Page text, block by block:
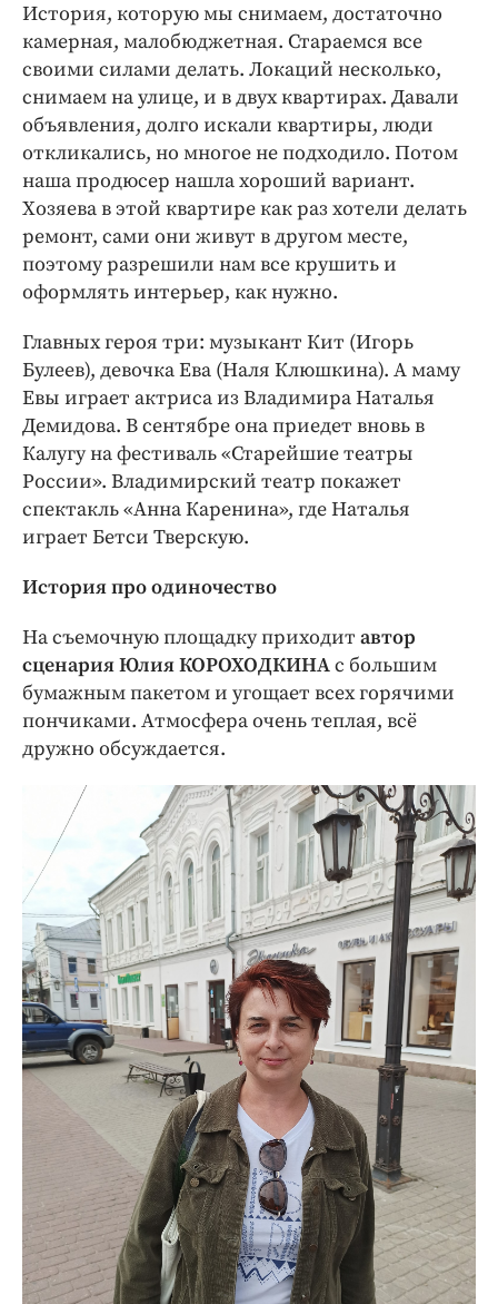
История, которую мы снимаем, достаточно
камерная, малобюджетная. Стараемся все
своими силами делать. Локаций несколько,
снимаем на улице, и в двух квартирах. Давали
объявления, долго искали квартиры, люди
откликались, но многое не подходило. Потом
наша продюсер нашла хороший вариант.
Хозяева в этой квартире как раз хотели делать
ремонт, сами они живут в другом месте,
поэтому разрешили нам все крушить и
оформлять интерьер, как нужно.
Главных героя три: музыкант Кит (Игорь
Булеев), девочка Ева (Наля Клюшкина). А маму
Евы играет актриса из Владимира Наталья
Демидова. В сентябре она приедет вновь в
Калугу на фестиваль «Старейшие театры
России». Владимирский театр покажет
спектакль «Анна Каренина», где Наталья
играет Бетси Тверскую.
История про одиночество
На съемочную площадку приходит автор
сценария Юлия КОРОХОДКИНАс большим
бумажным пакетом и угощает всех горячими
пончиками. Атмосфера очень теплая, всё
дружно обсуждается.